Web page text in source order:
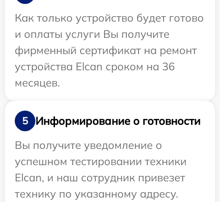
Как только устройство будет готово
и оплаты услуги Вы получите
фирменный сертификат на ремонт
устройства Elcan сроком на 36
месяцев.
5
Информирование о готовности
Вы получите уведомление о
успешном тестировании техники
Elcan, и наш сотрудник привезет
технику по указанному адресу.